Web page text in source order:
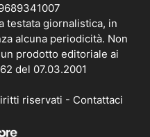
testata giornalistica, in
alcuna periodicità. Non
prodotto editoriale ai
del 07.03.2001
riservati - Contattaci